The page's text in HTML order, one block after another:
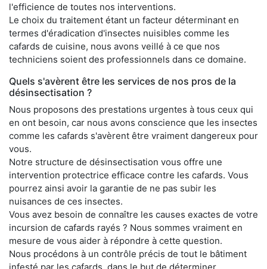
l'efficience de toutes nos interventions.
Le choix du traitement étant un facteur déterminant en
termes d'éradication d'insectes nuisibles comme les
cafards de cuisine, nous avons veillé à ce que nos
techniciens soient des professionnels dans ce domaine.
Quels s'avèrent être les services de nos pros de la
désinsectisation ?
Nous proposons des prestations urgentes à tous ceux qui
en ont besoin, car nous avons conscience que les insectes
comme les cafards s'avèrent être vraiment dangereux pour
vous.
Notre structure de désinsectisation vous offre une
intervention protectrice efficace contre les cafards. Vous
pourrez ainsi avoir la garantie de ne pas subir les
nuisances de ces insectes.
Vous avez besoin de connaître les causes exactes de votre
incursion de cafards rayés ? Nous sommes vraiment en
mesure de vous aider à répondre à cette question.
Nous procédons à un contrôle précis de tout le bâtiment
infesté par les cafards, dans le but de déterminer